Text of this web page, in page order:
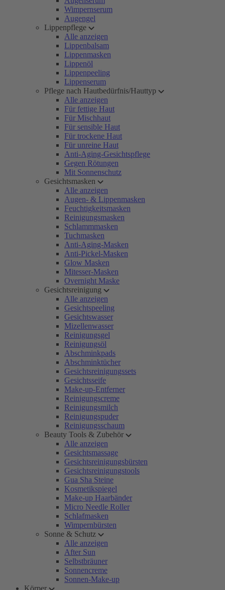
Wimpernserum
Augengel
Lippenpflege
Alle anzeigen
Lippenbalsam
Lippenmasken
Lippenöl
Lippenpeeling
Lippenserum
Pflege nach Hautbedürfnis/Hauttyp
Alle anzeigen
Für fettige Haut
Für Mischhaut
Für sensible Haut
Für trockene Haut
Für unreine Haut
Anti-Aging-Gesichtspflege
Gegen Rötungen
Mit Sonnenschutz
Gesichtsmasken
Alle anzeigen
Augen- & Lippenmasken
Feuchtigkeitsmasken
Reinigungsmasken
Schlammmasken
Tuchmasken
Anti-Aging-Masken
Anti-Pickel-Masken
Glow Masken
Mitesser-Masken
Overnight Maske
Gesichtsreinigung
Alle anzeigen
Gesichtspeeling
Gesichtswasser
Mizellenwasser
Reinigungsgel
Reinigungsöl
Abschminkpads
Abschminktücher
Gesichtsreinigungssets
Gesichtsseife
Make-up-Entferner
Reinigungscreme
Reinigungsmilch
Reinigungspuder
Reinigungsschaum
Beauty Tools & Zubehör
Alle anzeigen
Gesichtsmassage
Gesichtsreinigungsbürsten
Gesichtsreinigungstools
Gua Sha Steine
Kosmetikspiegel
Make-up Haarbänder
Micro Needle Roller
Schlafmasken
Wimpernbürsten
Sonne & Schutz
Alle anzeigen
After Sun
Selbstbräuner
Sonnencreme
Sonnen-Make-up
Körper